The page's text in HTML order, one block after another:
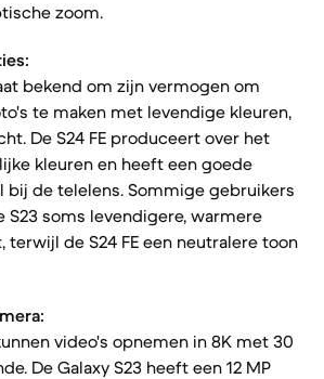
zoom.
bekend om zijn vermogen om
te maken met levendige kleuren,
De S24 FE produceert over het
kleuren en heeft een goede
bij de telelens. Sommige gebruikers
S23 soms levendigere, warmere
de S24 FE een neutralere toon
video's opnemen in 8K met 30
De Galaxy S23 heeft een 12 MP